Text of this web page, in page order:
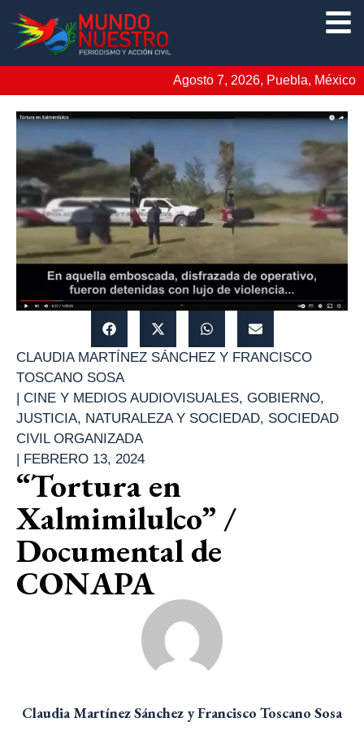
Agosto 7, 2026, Puebla, México
CLAUDIA MARTÍNEZ SÁNCHEZ Y FRANCISCO
TOSCANO SOSA
| CINE Y MEDIOS AUDIOVISUALES, GOBIERNO,
JUSTICIA, NATURALEZA Y SOCIEDAD, SOCIEDAD
CIVIL ORGANIZADA
| FEBRERO 13, 2024
“Tortura en
Xalmimilulco” /
Documental de
CONAPA
Claudia Martínez Sánchez y Francisco Toscano Sosa